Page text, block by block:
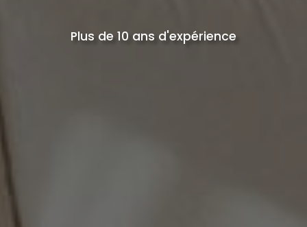
Plus de 10 ans d'expérience